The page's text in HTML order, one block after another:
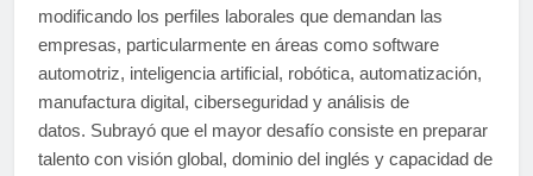
modificando los perfiles laborales que demandan las
empresas, particularmente en áreas como software
automotriz, inteligencia artificial, robótica, automatización,
manufactura digital, ciberseguridad y análisis de
datos. Subrayó que el mayor desafío consiste en preparar
talento con visión global, dominio del inglés y capacidad de